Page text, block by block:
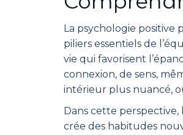
La psychologie positive
piliers essentiels de
vie qui favorisent
connexion, de sens,
intérieur plus nuancé,
Dans cette
crée des habitudes